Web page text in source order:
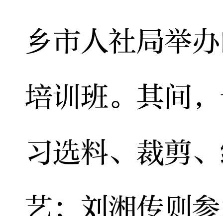
乡市人社局举
培训班。其间
习选料、裁剪
艺；刘湘传则